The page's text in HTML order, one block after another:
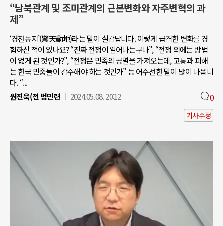
“남북관계 및 조미관계의 근본변화와 자주변혁의 과
제”
‘경천동지’(驚天動地)라는 말이 실감납니다. 이렇게 급격한 변화를 경
험하신 적이 있나요? “진짜 전쟁이 일어나는구나”, “전쟁 외에는 방법
이 없게 된 것인가?”, “전쟁은 민족의 공멸을 가져오는데, 고통과 피해
는 한국 민중들이 감수해야 하는 것인가” 등 어수선한 말이 많이 나옵니
다. “...
원진욱(전 범민련
2024.05.08. 20:12 0
기사수정